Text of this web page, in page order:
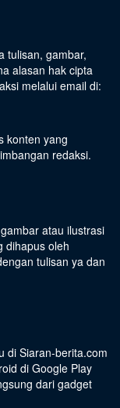
tulisan, gambar,
alasan hak cipta
melalui email di:
konten yang
redaksi.
atau ilustrasi
dihapus oleh
tulisan ya dan
di Siaran-berita.com
di Google Play
dari gadget